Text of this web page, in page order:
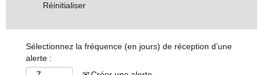
Réinitialiser
Sélectionnez la fréquence (en jours) de réception d’une
alerte :